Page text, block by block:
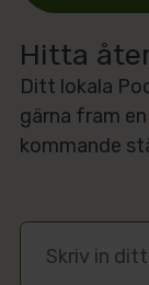
Hitta
Ditt lokala
gärna fram
kommande